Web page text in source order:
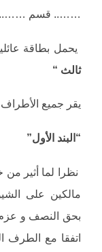
…….. قسم ……..
يحمل بطاقة
ثالث “
يقر جميع الأطراف
“البند الأول”
نظرا لما أثير من
مالكين على
بحق النصف و
اتفقا مع الطرف